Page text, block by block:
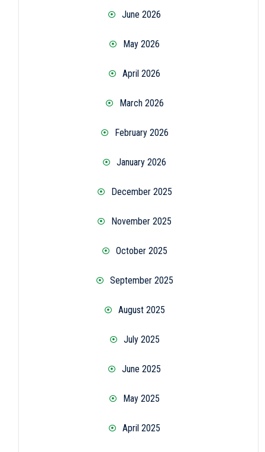
June 2026
May 2026
April 2026
March 2026
February 2026
January 2026
December 2025
November 2025
October 2025
September 2025
August 2025
July 2025
June 2025
May 2025
April 2025